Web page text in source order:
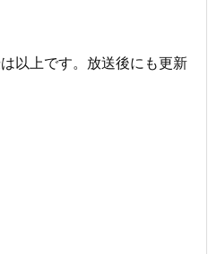
以上です。放送後にも更新